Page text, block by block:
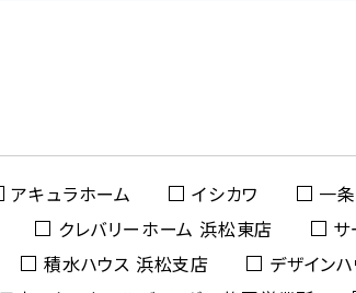
アキュラホーム イシカワ 一
クレバリーホーム 浜松東店 サ
積水ハウス 浜松支店 デザイン